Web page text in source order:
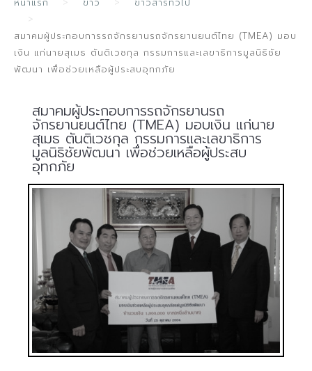
สมาคมผู้ประกอบการรถจักรยานรถจักรยานยนต์ไทย (TMEA) มอบ
เงิน แก่นายสุเมธ ตันติเวชกุล กรรมการและเลขาธิการมูลนิธิชัย
พัฒนา เพื่อช่วยเหลือผู้ประสบอุทกภัย
สมาคมผู้ประกอบการรถจักรยานรถ
จักรยานยนต์ไทย (TMEA) มอบเงิน แก่นาย
สุเมธ ตันติเวชกุล กรรมการและเลขาธิการ
มูลนิธิชัยพัฒนา เพื่อช่วยเหลือผู้ประสบ
อุทกภัย